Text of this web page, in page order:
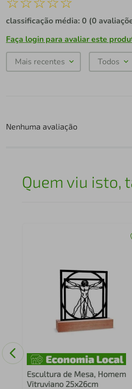
classificação média: 0 (0
Faça login para avaliar este
Mais recentes Todos
Nenhuma avaliação
Quem viu isto,
Escultura de Mesa, Homem
Vitruviano 25x26cm